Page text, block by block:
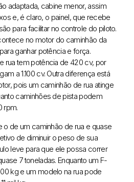
adaptada, cabine menor, assim
e, é claro, o painel, que recebe
para facilitar no controle do piloto.
no motor do caminhão da
ganhar potência e força.
rua tem potência de 420 cv, por
a 1.100 cv. Outra diferença está
pois um caminhão de rua atinge
caminhões de pista podem
rpm.
o de um caminhão de rua e quase
de diminuir o peso de sua
leve para que ele possa correr
7 toneladas. Enquanto um F-
kg e um modelo na rua pode